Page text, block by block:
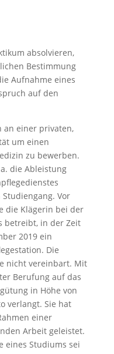
absolvieren,
Bestimmung
Aufnahme eines
auf den
an einer privaten,
um einen
zu bewerben.
die Ableistung
Vor
die Klägerin bei der
betreibt, in der Zeit
2019 ein
Die
nicht vereinbart. Mit
Berufung auf das
in Höhe von
verlangt. Sie hat
einer
Arbeit geleistet.
eines Studiums sei